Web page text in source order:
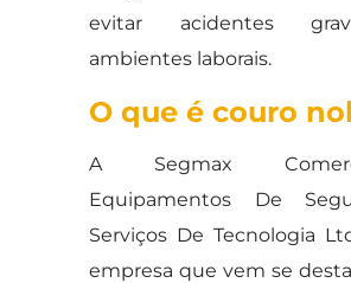
evitar acidentes
ambientes laborais.
O que é couro
A Segmax
Equipamentos De
Serviços De Tecnologia
empresa que vem se